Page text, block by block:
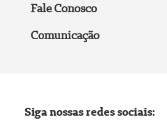
Fale Conosco
Comunicação
Siga nossas redes sociais: